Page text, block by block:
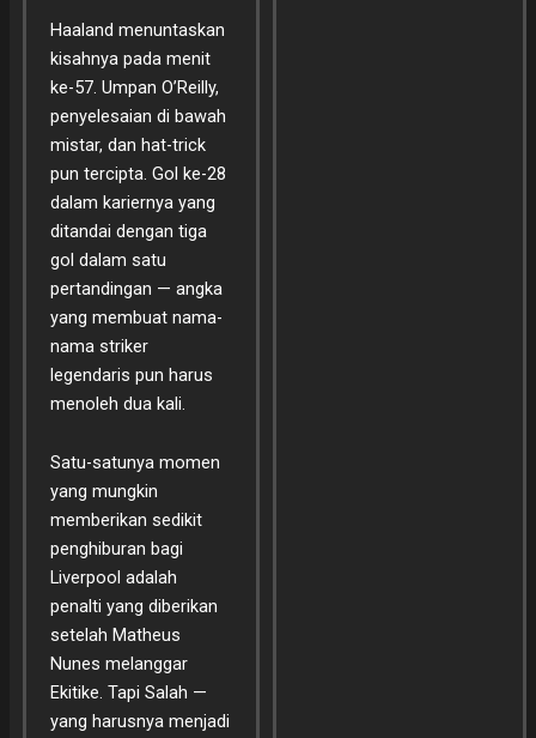
Haaland menuntaskan
kisahnya pada menit
ke-57. Umpan O’Reilly,
penyelesaian di bawah
mistar, dan hat-trick
pun tercipta. Gol ke-28
dalam kariernya yang
ditandai dengan tiga
gol dalam satu
pertandingan — angka
yang membuat nama-
nama striker
legendaris pun harus
menoleh dua kali.
Satu-satunya momen
yang mungkin
memberikan sedikit
penghiburan bagi
Liverpool adalah
penalti yang diberikan
setelah Matheus
Nunes melanggar
Ekitike. Tapi Salah —
yang harusnya menjadi